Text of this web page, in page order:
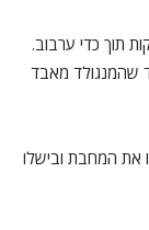
את החלק הלבן של המנגולד, תבשלו כ-12 דקות תוך כדי ערבוב.
שהמנגולד מאבד
את המחבת ובישלו